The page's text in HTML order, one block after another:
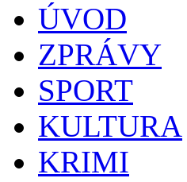
ÚVOD
ZPRÁVY
SPORT
KULTURA
KRIMI